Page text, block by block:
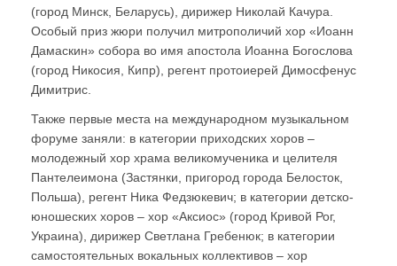
(город Минск, Беларусь), дирижер Николай Качура.
Особый приз жюри получил митрополичий хор «Иоанн
Дамаскин» собора во имя апостола Иоанна Богослова
(город Никосия, Кипр), регент протоиерей Димосфенус
Димитрис.
Также первые места на международном музыкальном
форуме заняли: в категории приходских хоров –
молодежный хор храма великомученика и целителя
Пантелеимона (Застянки, пригород города Белосток,
Польша), регент Ника Федзюкевич; в категории детско-
юношеских хоров – хор «Аксиос» (город Кривой Рог,
Украина), дирижер Светлана Гребенюк; в категории
самостоятельных вокальных коллективов – хор